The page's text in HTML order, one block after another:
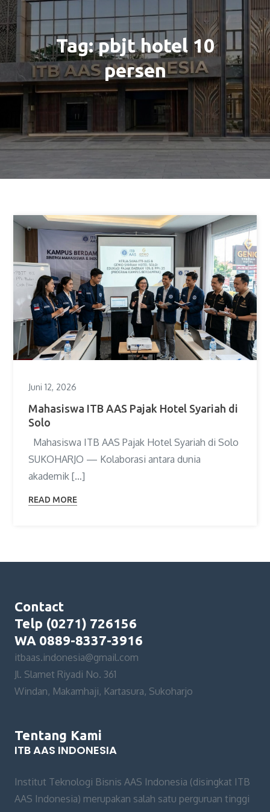
Tag:pbjt hotel 10
persen
Juni 12, 2026
Mahasiswa ITB AAS Pajak Hotel Syariah di
Solo
Mahasiswa ITB AAS Pajak Hotel Syariah di Solo
SUKOHARJO — Kolaborasi antara dunia
akademik […]
READ MORE
Contact
Telp (0271) 726156
WA 0889-8337-3916
itbaas.indonesia@gmail.com
Jl. Slamet Riyadi No. 361
Windan, Makamhaji, Kartasura, Sukoharjo
Tentang Kami
ITB AAS INDONESIA
Institut Teknologi Bisnis AAS Indonesia (disingkat ITB
AAS Indonesia) merupakan salah satu perguruan tinggi